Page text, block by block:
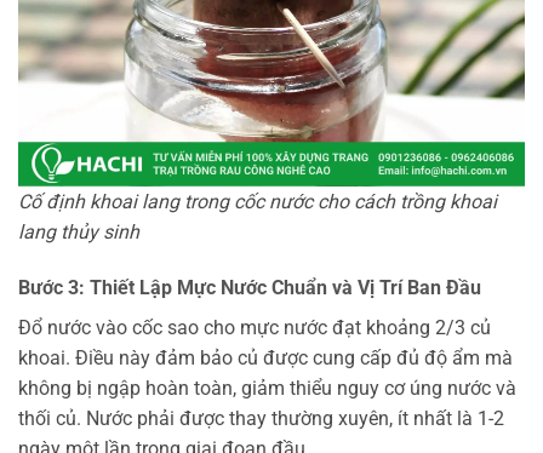
Cố định khoai lang trong cốc nước cho cách trồng khoai
lang thủy sinh
Bước 3: Thiết Lập Mực Nước Chuẩn và Vị Trí Ban Đầu
Đổ nước vào cốc sao cho mực nước đạt khoảng 2/3 củ
khoai. Điều này đảm bảo củ được cung cấp đủ độ ẩm mà
không bị ngập hoàn toàn, giảm thiểu nguy cơ úng nước và
thối củ. Nước phải được thay thường xuyên, ít nhất là 1-2